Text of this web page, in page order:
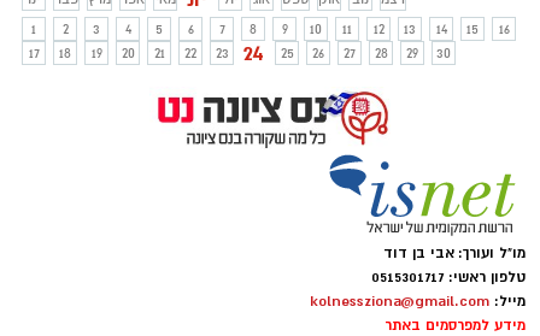
אהבה, רוחניות, זוגיות, פרנסה והכוונה
רוחנית. מעודכן בכל שבוע.
1
2 3 4 5 6 7 8 9 10 11 12 13 14 15
16
17
18 19 20 21 22 23 24 25 26 27 28 29 30
מו"ל ועורך: אבי בן דוד
טלפון ראשי: 0515301717
מייל: kolnessziona@gmail.com
מידע למפרסמים באתר